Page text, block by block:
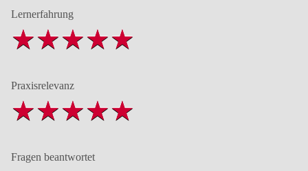
Lernerfahrung
Praxisrelevanz
Fragen beantwortet